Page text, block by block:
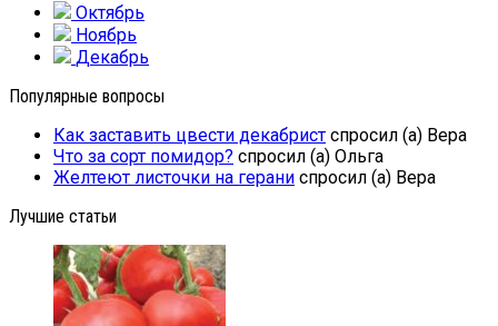
Октябрь
Ноябрь
Декабрь
Популярные вопросы
Как заставить цвести декабрист спросил (а) Вера
Что за сорт помидор? спросил (а) Ольга
Желтеют листочки на герани спросил (а) Вера
Лучшие статьи